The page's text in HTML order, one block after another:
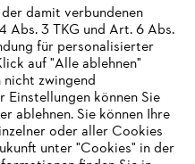
NICHT
noch nicht unterstützen. Für
damit verbundenen
Abs. 3 TKG und Art. 6 Abs.
für personalisierter
auf "Alle ablehnen"
nicht zwingend
können Sie
ablehnen. Sie können Ihre
oder aller Cookies
unter "Cookies" in der